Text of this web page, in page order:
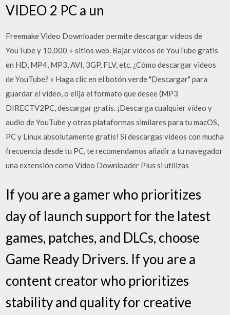
VIDEO 2 PC a un
Freemake Video Downloader permite descargar vídeos de
YouTube y 10,000 + sitios web. Bajar vídeos de YouTube gratis
en HD, MP4, MP3, AVI, 3GP, FLV, etc. ¿Cómo descargar videos
de YouTube? » Haga clic en el botón verde "Descargar" para
guardar el video, o elija el formato que desee (MP3
DIRECTV2PC, descargar gratis. ¡Descarga cualquier vídeo y
audio de YouTube y otras plataformas similares para tu macOS,
PC y Linux absolutamente gratis! Si descargas vídeos con mucha
frecuencia desde tu PC, te recomendamos añadir a tu navegador
una extensión como Video Downloader Plus si utilizas
If you are a gamer who prioritizes
day of launch support for the latest
games, patches, and DLCs, choose
Game Ready Drivers. If you are a
content creator who prioritizes
stability and quality for creative